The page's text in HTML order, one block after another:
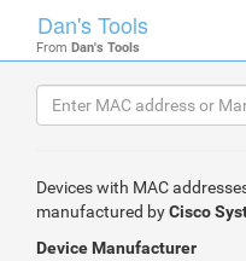
Dan's Tools
From Dan's Tools
Devices with MAC
manufactured byCisco
Device Manufacturer